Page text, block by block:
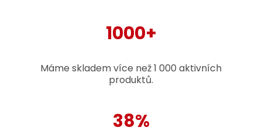
1000+
Máme skladem více než 1 000 aktivních
produktů.
38%